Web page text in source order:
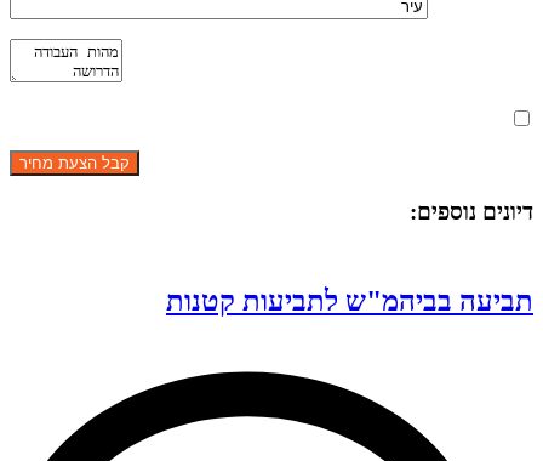
דיונים נוספים:
תביעה בביהמ"ש לתביעות קטנות